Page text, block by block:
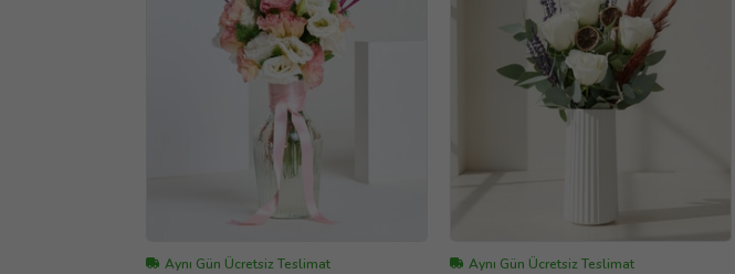
Aynı Gün Ücretsiz Teslimat Aynı Gün Ücretsiz Teslimat